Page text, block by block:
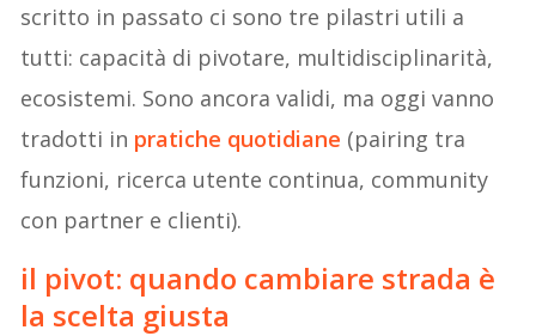
scritto in passato ci sono tre pilastri utili a
tutti: capacità di pivotare, multidisciplinarità,
ecosistemi. Sono ancora validi, ma oggi vanno
tradotti in pratiche quotidiane (pairing tra
funzioni, ricerca utente continua, community
con partner e clienti).
il pivot: quando cambiare strada è
la scelta giusta